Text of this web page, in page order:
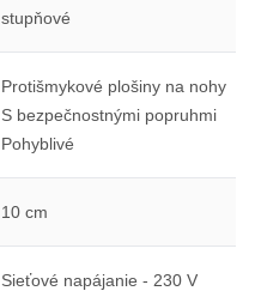
stupňové
Protišmykové plošiny na nohy
S bezpečnostnými popruhmi
Pohyblivé
10 cm
Sieťové napájanie - 230 V